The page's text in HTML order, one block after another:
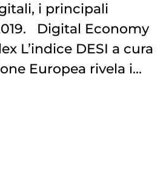
i principali
Digital Economy
L’indice DESI a cura
Europea rivela i...